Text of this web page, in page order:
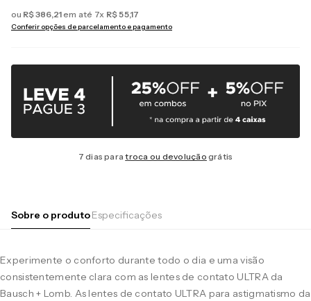
ou R$386,21 em até 7x R$55,17
Conferir opções de parcelamento e pagamento
7 dias paratroca ou devolução grátis
Sobre o produtoEspecificações
Experimente o conforto durante todo o dia e uma visão
consistentemente clara com as lentes de contato ULTRA da
Bausch + Lomb. As lentes de contato ULTRA para astigmatismo da